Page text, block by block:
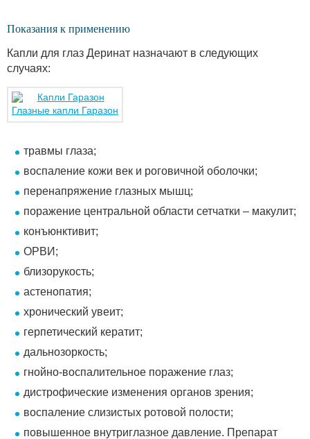
Показания к применению
Капли для глаз Деринат назначают в следующих
случаях:
Глазные капли Гаразон
травмы глаза;
воспаление кожи век и роговичной оболочки;
перенапряжение глазных мышц;
поражение центральной области сетчатки – макулит;
конъюнктивит;
ОРВИ;
близорукость;
астенопатия;
хронический увеит;
герпетический кератит;
дальнозоркость;
гнойно-воспалительное поражение глаз;
дистрофические изменения органов зрения;
воспаление слизистых ротовой полости;
повышенное внутриглазное давление. Препарат